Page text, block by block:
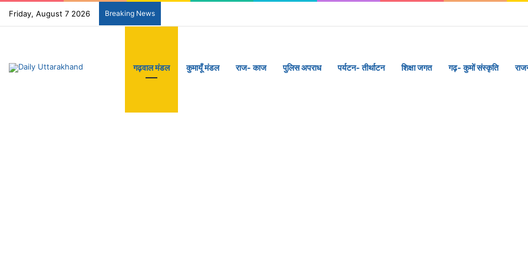
Friday, August 7 2026 Breaking News
गढ़वाल मंडल कुमायूँ मंडल राज- काज पुलिस अपराध पर्यटन- तीर्थाटन शिक्षा जगत गढ़- कुमों संस्कृति